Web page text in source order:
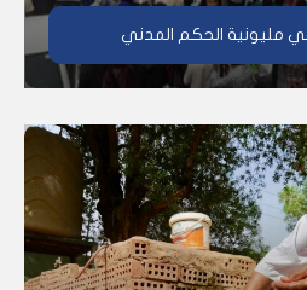
مليونية الحكم المدني